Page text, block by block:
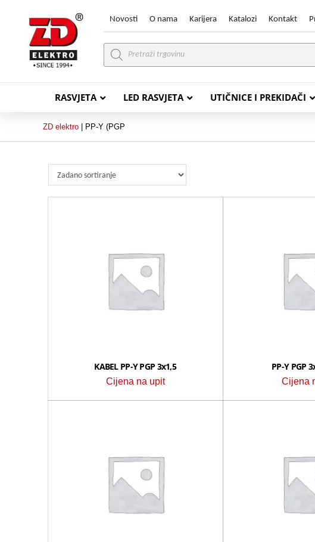
Novosti O nama Karijera Katalozi Kontakt
Products
search
RASVJETA LED RASVJETA UTIČNICE I PREKIDAČI
PVC VODIČI
ZD elektro PP-Y (PGP
KABEL PP-Y PGP 3x1,5
Cijena na upit
PP-Y PGP
Cijena